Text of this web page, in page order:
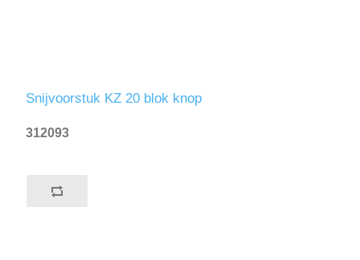
Snijvoorstuk KZ 20 blok knop
312093